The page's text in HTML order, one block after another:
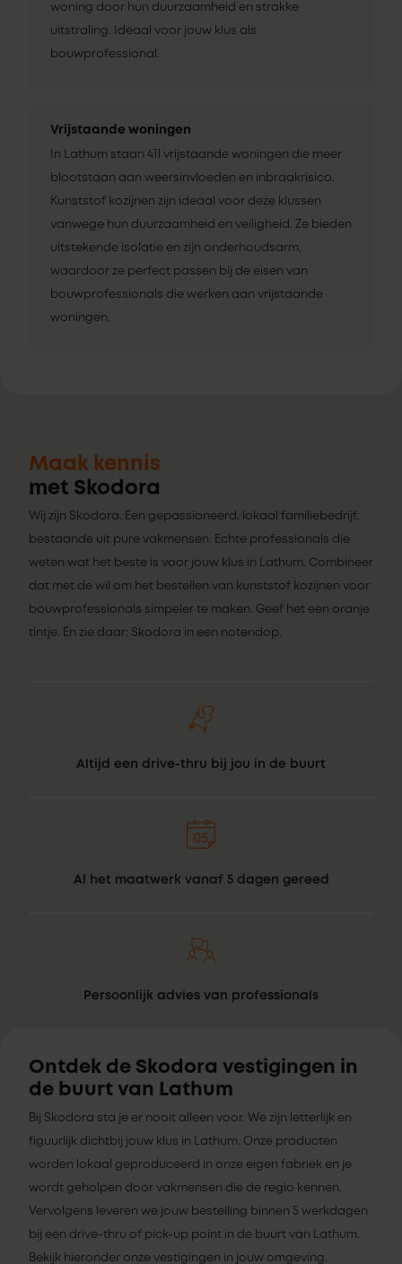
woning door hun duurzaamheid en strakke
uitstraling. Ideaal voor jouw klus als
bouwprofessional.
Vrijstaande woningen
In Lathum staan 411 vrijstaande woningen die meer
blootstaan aan weersinvloeden en inbraakrisico.
Kunststof kozijnen zijn ideaal voor deze klussen
vanwege hun duurzaamheid en veiligheid. Ze bieden
uitstekende isolatie en zijn onderhoudsarm,
waardoor ze perfect passen bij de eisen van
bouwprofessionals die werken aan vrijstaande
woningen.
Maak kennis
met Skodora
Wij zijn Skodora. Een gepassioneerd, lokaal familiebedrijf,
bestaande uit pure vakmensen. Echte professionals die
weten wat het beste is voor jouw klus in Lathum. Combineer
dat met de wil om het bestellen van kunststof kozijnen voor
bouwprofessionals simpeler te maken. Geef het een oranje
tintje. En zie daar: Skodora in een notendop.
Altijd een drive-thru bij jou in de buurt
Al het maatwerk vanaf 5 dagen gereed
Persoonlijk advies van professionals
Ontdek de Skodora vestigingen in
de buurt van Lathum
Bij Skodora sta je er nooit alleen voor. We zijn letterlijk en
figuurlijk dichtbij jouw klus in Lathum. Onze producten
worden lokaal geproduceerd in onze eigen fabriek en je
wordt geholpen door vakmensen die de regio kennen.
Vervolgens leveren we jouw bestelling binnen 5 werkdagen
bij een drive-thru of pick-up point in de buurt van Lathum.
Bekijk hieronder onze vestigingen in jouw omgeving.